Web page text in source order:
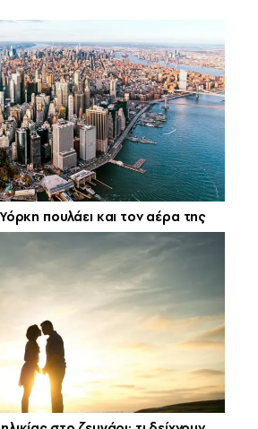
πουλάει και τον αέρα της